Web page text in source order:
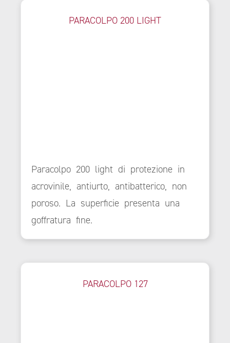
PARACOLPO 200 LIGHT
Paracolpo 200 light di protezione in
acrovinile, antiurto, antibatterico, non
poroso. La superficie presenta una
goffratura fine.
PARACOLPO 127